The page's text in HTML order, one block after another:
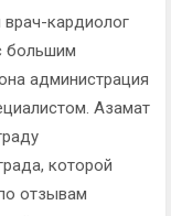
кардиолог
большим
администрация
Азамат
которой
отзывам